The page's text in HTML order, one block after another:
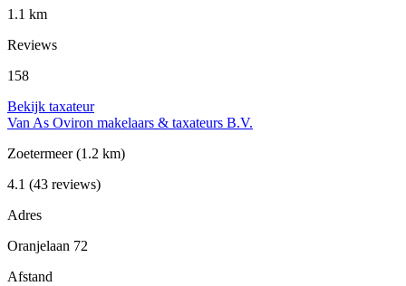
1.1 km
Reviews
158
Bekijk taxateur
Van As Oviron makelaars & taxateurs B.V.
Zoetermeer(1.2 km)
4.1 (43 reviews)
Adres
Oranjelaan 72
Afstand